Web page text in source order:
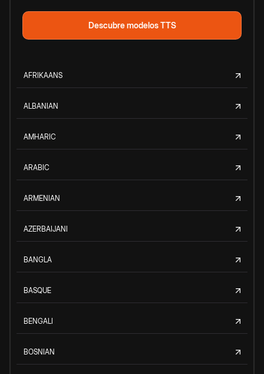
Descubre modelos TTS
AFRIKAANS
ALBANIAN
AMHARIC
ARABIC
ARMENIAN
AZERBAIJANI
BANGLA
BASQUE
BENGALI
BOSNIAN